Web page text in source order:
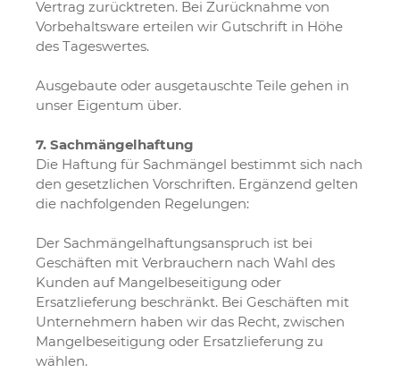
Vertrag zurücktreten. Bei Zurücknahme von
Vorbehaltsware erteilen wir Gutschrift in Höhe
des Tageswertes.
Ausgebaute oder ausgetauschte Teile gehen in
unser Eigentum über.
7. Sachmängelhaftung
Die Haftung für Sachmängel bestimmt sich nach
den gesetzlichen Vorschriften. Ergänzend gelten
die nachfolgenden Regelungen:
Der Sachmängelhaftungsanspruch ist bei
Geschäften mit Verbrauchern nach Wahl des
Kunden auf Mangelbeseitigung oder
Ersatzlieferung beschränkt. Bei Geschäften mit
Unternehmern haben wir das Recht, zwischen
Mangelbeseitigung oder Ersatzlieferung zu
wählen.